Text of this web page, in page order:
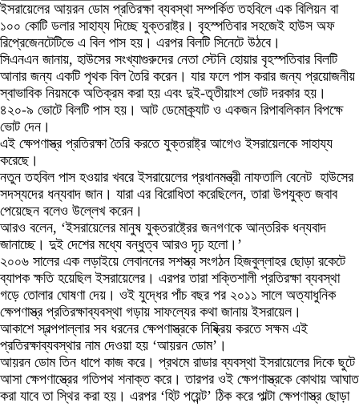
ইসরায়েলের আয়রন ডোম প্রতিরক্ষা ব্যবস্থা সম্পর্কিত তহবিলে এক বিলিয়ন বা
১০০ কোটি ডলার সাহায্য দিচ্ছে যুক্তরাষ্ট্র। বৃহস্পতিবার সহজেই হাউস অফ
রিপ্রেজেনটেটিভে এ বিল পাস হয়। এরপর বিলটি সিনেটে উঠবে।
সিএনএন জানায়, হাউসের সংখ্যাগুরুদের নেতা স্টেনি হোয়ার বৃহস্পতিবার বিলটি
আনার জন্য একটি পৃথক বিল তৈরি করেন। যার ফলে পাস করার জন্য প্রয়োজনীয়
স্বাভাবিক নিয়মকে অতিক্রম করা হয় এবং দুই-তৃতীয়াংশ ভোট দরকার হয়।
৪২০-৯ ভোটে বিলটি পাস হয়। আট ডেমোক্র্যাট ও একজন রিপাবলিকান বিপক্ষে
ভোট দেন।
এই ক্ষেপণাস্ত্র প্রতিরক্ষা তৈরি করতে যুক্তরাষ্ট্র আগেও ইসরায়েলকে সাহায্য
করেছে।
নতুন তহবিল পাস হওয়ার খবরে ইসরায়েলের প্রধানমন্ত্রী নাফতালি বেনেট হাউসের
সদস্যদের ধন্যবাদ জান। যারা এর বিরোধিতা করেছিলেন, তারা উপযুক্ত জবাব
পেয়েছেন বলেও উল্লেখ করেন।
আরও বলেন, ‘ইসরায়েলের মানুষ যুক্তরাষ্ট্রের জনগণকে আন্তরিক ধন্যবাদ
জানাচ্ছে। দুই দেশের মধ্যে বন্ধুত্ব আরও দৃঢ় হলো।’
২০০৬ সালের এক লড়াইয়ে লেবাননের সশস্ত্র সংগঠন হিজবুল্লাহর ছোড়া রকেটে
ব্যাপক ক্ষতি হয়েছিল ইসরায়েলের। এরপর তারা শক্তিশালী প্রতিরক্ষা ব্যবস্থা
গড়ে তোলার ঘোষণা দেয়। ওই যুদ্ধের পাঁচ বছর পর ২০১১ সালে অত্যাধুনিক
ক্ষেপণাস্ত্র প্রতিরক্ষাব্যবস্থা গড়ায় সাফল্যের কথা জানায় ইসরায়েল।
আকাশে স্বল্পপাল্লার সব ধরনের ক্ষেপণাস্ত্রকে নিষ্ক্রিয় করতে সক্ষম এই
প্রতিরক্ষাব্যবস্থার নাম দেওয়া হয় ‘আয়রন ডোম’।
আয়রন ডোম তিন ধাপে কাজ করে। প্রথমে রাডার ব্যবস্থা ইসরায়েলের দিকে ছুটে
আসা ক্ষেপণাস্ত্রের গতিপথ শনাক্ত করে। তারপর ওই ক্ষেপণাস্ত্রকে কোথায় আঘাত
করা যাবে তা স্থির করা হয়। এরপর ‘হিট পয়েন্ট’ ঠিক করে পাল্টা ক্ষেপণাস্ত্র ছোড়া